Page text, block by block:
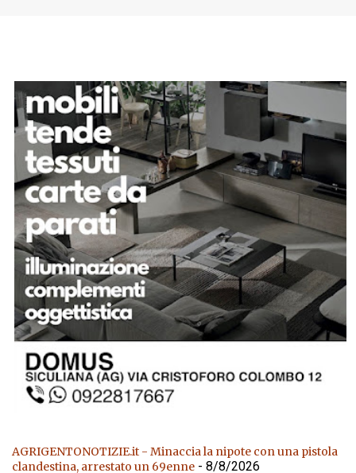
AGRIGENTONOTIZIE.it - Minaccia la nipote con una pistola
clandestina, arrestato un 69enne - 8/8/2026